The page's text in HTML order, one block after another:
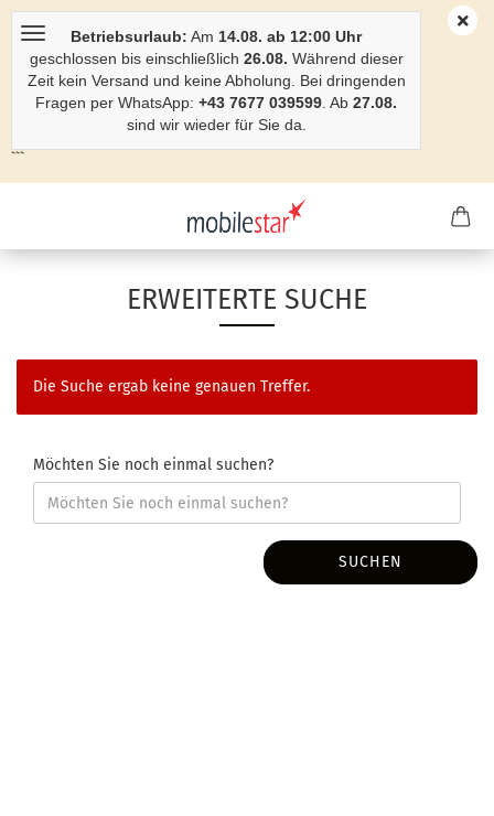
Betriebsurlaub: Am 14.08. ab 12:00 Uhr
geschlossen bis einschließlich 26.08. Während dieser
Zeit kein Versand und keine Abholung. Bei dringenden
Fragen per WhatsApp: +43 7677 039599 . Ab 27.08.
sind wir wieder für Sie da.
```
ERWEITERTE SUCHE
Die Suche ergab keine genauen Treffer.
Möchten Sie noch einmal suchen?
SUCHEN